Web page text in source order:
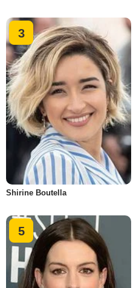
3
Shirine Boutella
5